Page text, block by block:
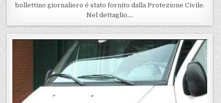
bollettino giornaliero é stato fornito dalla Protezione Civile.
Nel dettaglio,…